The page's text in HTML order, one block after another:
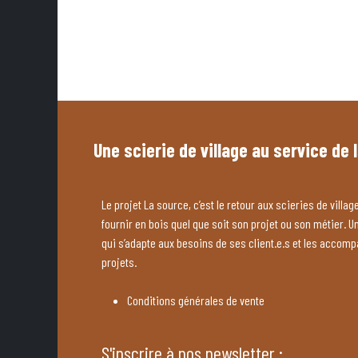
Une scierie de village au service de
Le projet La source, c’est le retour aux scieries de
fournir en bois quel que soit son projet ou son métier.
qui s’adapte aux besoins de ses client.e.s et les
projets.
Conditions générales de vente
S'inscrire à nos newsletter :